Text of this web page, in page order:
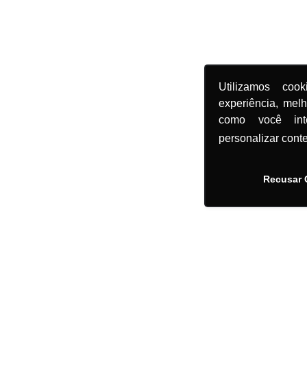
Utilizamos
experiência,
como você
personalizar
Recusar